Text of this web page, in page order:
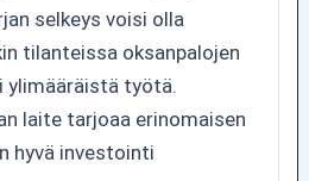
selkeys voisi olla
tilanteissa oksanpalojen
ylimääräistä työtä.
laite tarjoaa erinomaisen
hyvä investointi